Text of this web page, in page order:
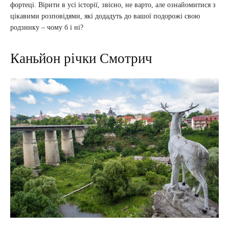
фортеці. Вірити в усі історії, звісно, не варто, але ознайомитися з
цікавими розповідями, які додадуть до вашої подорожі свою
родзинку – чому б і ні?
Каньйон річки Смотрич